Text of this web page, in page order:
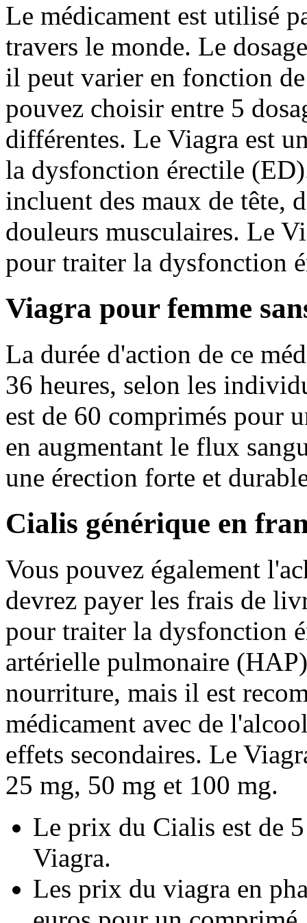
Le médicament est utilisé
travers le monde. Le
il peut varier en fonction
pouvez choisir entre 5
différentes. Le Viagra est
la dysfonction érectile
incluent des maux de tête,
douleurs musculaires. Le
pour traiter la dysfonction
Viagra pour femme
La durée d'action de ce
36 heures, selon les
est de 60 comprimés pour
en augmentant le flux
une érection forte et
Cialis générique en
Vous pouvez également
devrez payer les frais de
pour traiter la dysfonction
artérielle pulmonaire
nourriture, mais il est
médicament avec de
effets secondaires. Le
25 mg, 50 mg et 100 mg.
Le prix du Cialis est de
Viagra.
Les prix du viagra en